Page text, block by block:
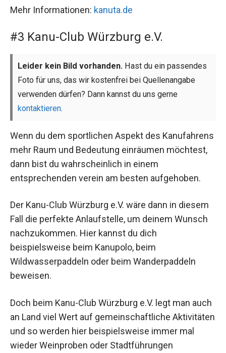
Mehr Informationen: kanuta.de
#3 Kanu-Club Würzburg e.V.
Leider kein Bild vorhanden. Hast du ein passendes
Foto für uns, das wir kostenfrei bei Quellenangabe
verwenden dürfen? Dann kannst du uns gerne
kontaktieren.
Wenn du dem sportlichen Aspekt des Kanufahrens
mehr Raum und Bedeutung einräumen möchtest,
dann bist du wahrscheinlich in einem
entsprechenden verein am besten aufgehoben.
Der Kanu-Club Würzburg e.V. wäre dann in diesem
Fall die perfekte Anlaufstelle, um deinem Wunsch
nachzukommen. Hier kannst du dich
beispielsweise beim Kanupolo, beim
Wildwasserpaddeln oder beim Wanderpaddeln
beweisen.
Doch beim Kanu-Club Würzburg e.V. legt man auch
an Land viel Wert auf gemeinschaftliche Aktivitäten
und so werden hier beispielsweise immer mal
wieder Weinproben oder Stadtführungen